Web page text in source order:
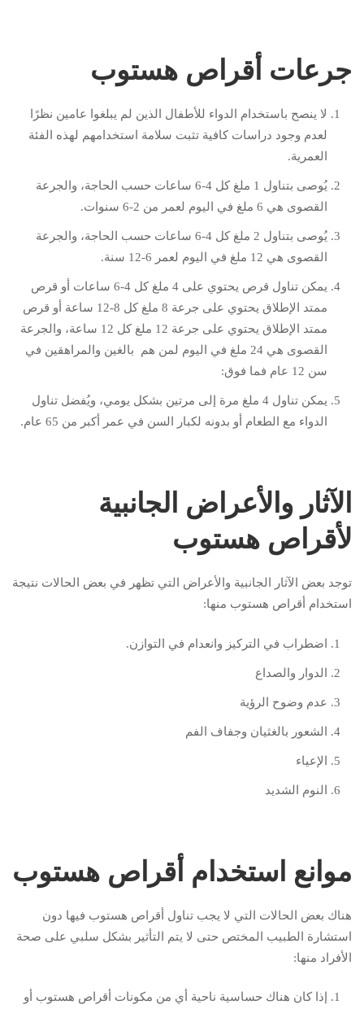
جرعات أقراص هستوب
لا ينصح باستخدام الدواء للأطفال الذين لم يبلغوا عامين نظرًا
لعدم وجود دراسات كافية تثبت سلامة استخدامهم لهذه الفئة
العمرية.
يُوصى بتناول 1 ملغ كل 4-6 ساعات حسب الحاجة، والجرعة
القصوى هي 6 ملغ في اليوم لعمر من 2-6 سنوات.
يُوصى بتناول 2 ملغ كل 4-6 ساعات حسب الحاجة، والجرعة
القصوى هي 12 ملغ في اليوم لعمر 6-12 سنة.
يمكن تناول قرص يحتوي على 4 ملغ كل 4-6 ساعات أو قرص
ممتد الإطلاق يحتوي على جرعة 8 ملغ كل 8-12 ساعة أو قرص
ممتد الإطلاق يحتوي على جرعة 12 ملغ كل 12 ساعة، والجرعة
القصوى هي 24 ملغ في اليوم لمن هم بالغين والمراهقين في
سن 12 عام فما فوق:
يمكن تناول 4 ملغ مرة إلى مرتين بشكل يومي، ويُفضل تناول
الدواء مع الطعام أو بدونه لكبار السن في عمر أكبر من 65 عام.
الآثار والأعراض الجانبية
لأقراص هستوب
توجد بعض الآثار الجانبية والأعراض التي تظهر في بعض الحالات نتيجة
استخدام أقراص هستوب منها:
اضطراب في التركيز وانعدام في التوازن.
الدوار والصداع
عدم وضوح الرؤية
الشعور بالغثيان وجفاف الفم
الإعياء
النوم الشديد
موانع استخدام أقراص هستوب
هناك بعض الحالات التي لا يجب تناول أقراص هستوب فيها دون
استشارة الطبيب المختص حتى لا يتم التأثير بشكل سلبي على صحة
الأفراد منها:
إذا كان هناك حساسية ناحية أي من مكونات أقراص هستوب أو